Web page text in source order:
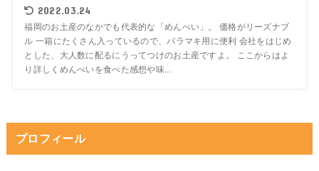
2022.03.24
福岡のお土産のなかでも代表的な「めんべい」。 価格がリーズナブ
ル 一箱にたくさん入っているので、バラマキ用に便利 会社をはじめ
とした、大人数に配るにうってつけのお土産ですよ。 ここからはよ
り詳しくめんべいを食べた感想や味...
プロフィール